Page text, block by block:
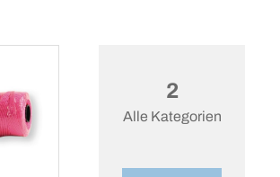
2
Alle Kategorien